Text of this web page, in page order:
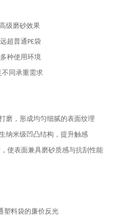
级磨砂效果
超普通PE袋
种使用环境
不同承重需求
磨，形成均匀细腻的表面纹理
纳米级凹凸结构，提升触感
使表面兼具磨砂质感与抗刮性能
塑料袋的廉价反光